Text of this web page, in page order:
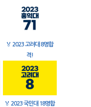
🏅 2023 고려대 8명합
격!
🏅 2023 국민대 18명합